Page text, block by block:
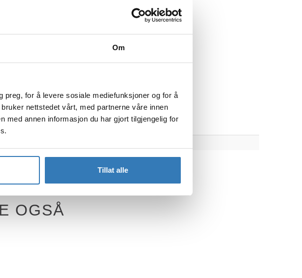
Om
for å levere sosiale mediefunksjoner og for å
nettstedet vårt, med partnerne våre innen
med annen informasjon du har gjort tilgjengelig for
Tillat alle
på nett og i våre butikker i hele Norge.
OGSÅ